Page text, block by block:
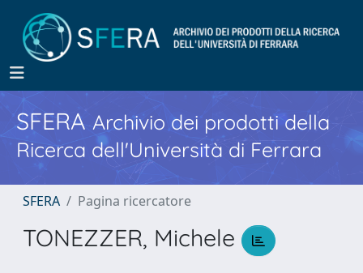
SFERA Archivio dei prodotti della
Ricerca dell'Università di Ferrara
SFERA Pagina ricercatore
TONEZZER, Michele